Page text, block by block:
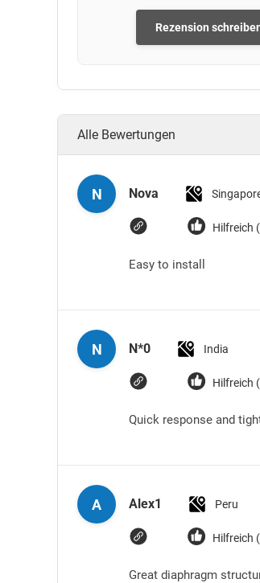
Rezension
Alle Bewertungen
N Nova
Hilfreich
Easy to install
N N*0 India
Hilfreich
Quick response and
A Alex1 Peru
Hilfreich
Great diaphragm